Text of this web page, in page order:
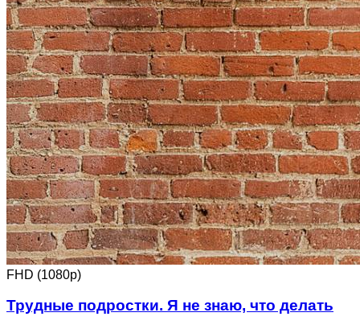
FHD (1080p)
Трудные подростки. Я не знаю, что делать